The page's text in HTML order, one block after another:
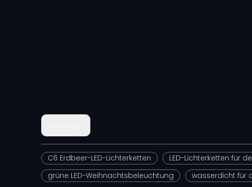
C6 Erdbeer-LED-Lichterketten LED-Lichterketten für
grüne LED-Weihnachtsbeleuchtung
wasserdicht für